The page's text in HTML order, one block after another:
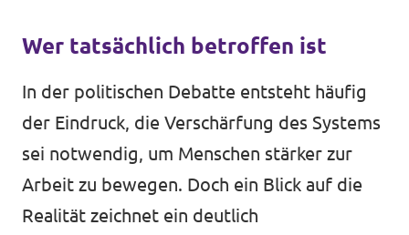
Wer tatsächlich betroffen ist
In der politischen Debatte entsteht häufig
der Eindruck, die Verschärfung des Systems
sei notwendig, um Menschen stärker zur
Arbeit zu bewegen. Doch ein Blick auf die
Realität zeichnet ein deutlich